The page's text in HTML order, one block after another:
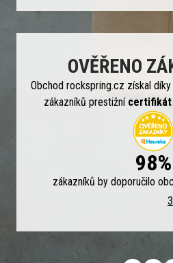
OVĚŘENO
Obchod rockspring.cz získal
zákazníků prestižní certifikát
98%
zákazníků by doporučilo